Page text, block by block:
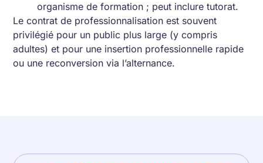
organisme de formation ; peut inclure tutorat.
Le contrat de professionnalisation est souvent
privilégié pour un public plus large (y compris
adultes) et pour une insertion professionnelle rapide
ou une reconversion via l’alternance.